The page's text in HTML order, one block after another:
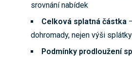
srovnání nabídek
Celková splatná částka
dohromady, nejen výši splátky
Podmínky prodloužení